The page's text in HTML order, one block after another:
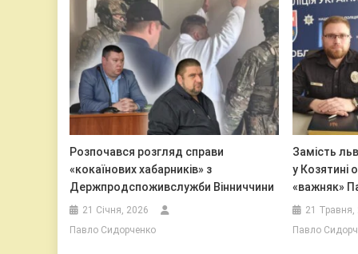
Розпочався розгляд справи
«кокаїнових хабарників» з
Держпродспоживслужби Вінниччини
21 Січня, 2026
Павло Сидорченко
Замість
у Козятині
«важняк»
21 Травня,
Павло